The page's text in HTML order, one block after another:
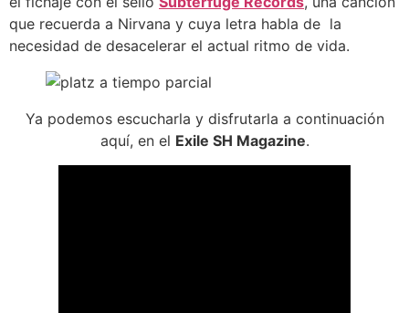
que recuerda a Nirvana y cuya letra habla de la
necesidad de desacelerar el actual ritmo de vida.
Ya podemos escucharla y disfrutarla a continuación
aquí, en el Exile SH Magazine.